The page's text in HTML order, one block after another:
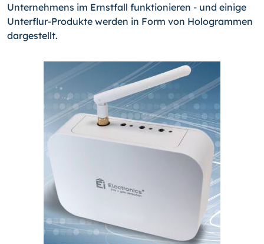
Unternehmens im Ernstfall funktionieren - und einige
Unterflur-Produkte werden in Form von Hologrammen
dargestellt.